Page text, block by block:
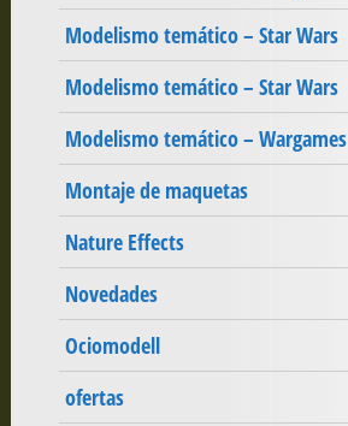
Modelismo temático – Star Wars
Modelismo temático – Star Wars
Modelismo temático – Wargames
Montaje de maquetas
Nature Effects
Novedades
Ociomodell
ofertas